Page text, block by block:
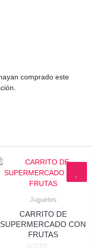
comprado este
Juguetes
CARRITO DE
SUPERMERCADO CON
FRUTAS